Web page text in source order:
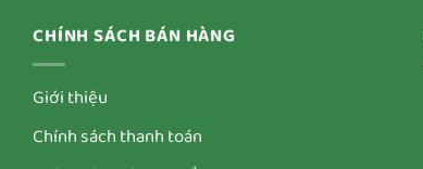
CHÍNH SÁCH BÁN HÀNG
Giới thiệu
Chính sách thanh toán